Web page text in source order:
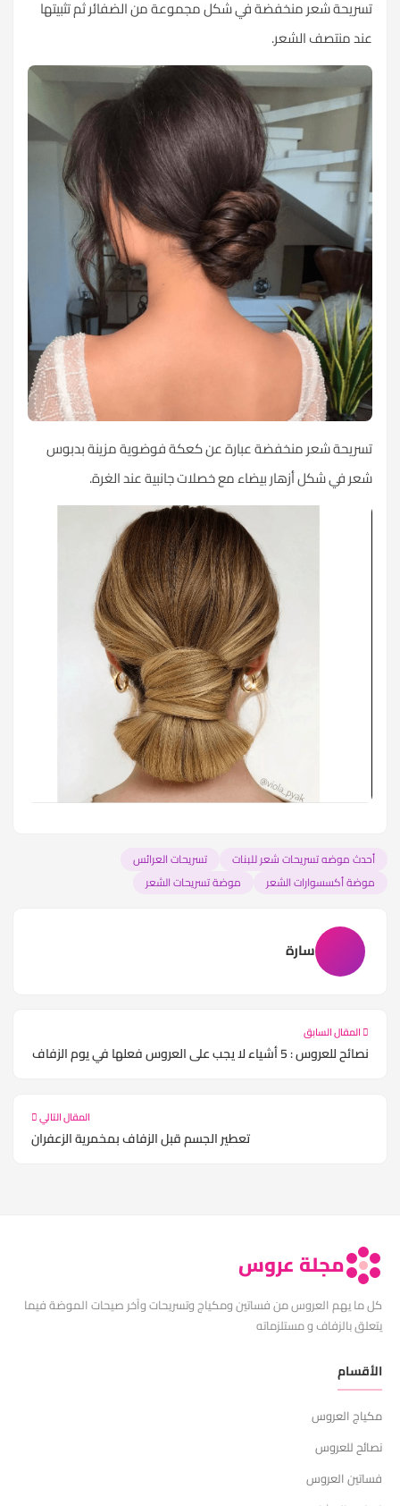
تسريحة شعر منخفضة في شكل مجموعة من الضفائر ثم تثبيتها
عند منتصف الشعر.
تسريحة شعر منخفضة عبارة عن كعكة فوضوية مزينة بدبوس
شعر في شكل أزهار بيضاء مع خصلات جانبية عند الغرة.
أحدث موضه تسريحات شعر للبنات
تسريحات العرائس
موضة أكسسوارات الشعر
موضة تسريحات الشعر
سارة
المقال السابق
نصائح للعروس : 5 أشياء لا يجب على العروس فعلها في يوم الزفاف
المقال التالي
تعطير الجسم قبل الزفاف بمخمرية الزعفران
مجلة عروس
كل ما يهم العروس من فساتين ومكياج وتسريحات وآخر صيحات الموضة فيما
يتعلق بالزفاف و مستلزماته
الأقسام
مكياج العروس
نصائح للعروس
فساتين العروس